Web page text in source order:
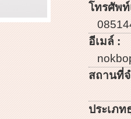
โทรศัพ
อีเมล์ :
สถานที่
ประเภท